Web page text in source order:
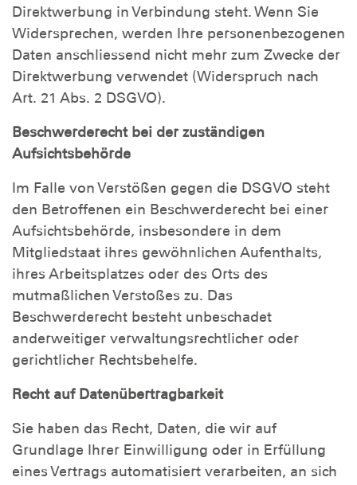
Direktwerbung in Verbindung steht. Wenn Sie
Widersprechen, werden Ihre personenbezogenen
Daten anschliessend nicht mehr zum Zwecke der
Direktwerbung verwendet (Widerspruch nach
Art. 21 Abs. 2 DSGVO).
Beschwerderecht bei der zuständigen
Aufsichtsbehörde
Im Falle von Verstößen gegen die DSGVO steht
den Betroffenen ein Beschwerderecht bei einer
Aufsichtsbehörde, insbesondere in dem
Mitgliedstaat ihres gewöhnlichen Aufenthalts,
ihres Arbeitsplatzes oder des Orts des
mutmaßlichen Verstoßes zu. Das
Beschwerderecht besteht unbeschadet
anderweitiger verwaltungsrechtlicher oder
gerichtlicher Rechtsbehelfe.
Recht auf Datenübertragbarkeit
Sie haben das Recht, Daten, die wir auf
Grundlage Ihrer Einwilligung oder in Erfüllung
eines Vertrags automatisiert verarbeiten, an sich